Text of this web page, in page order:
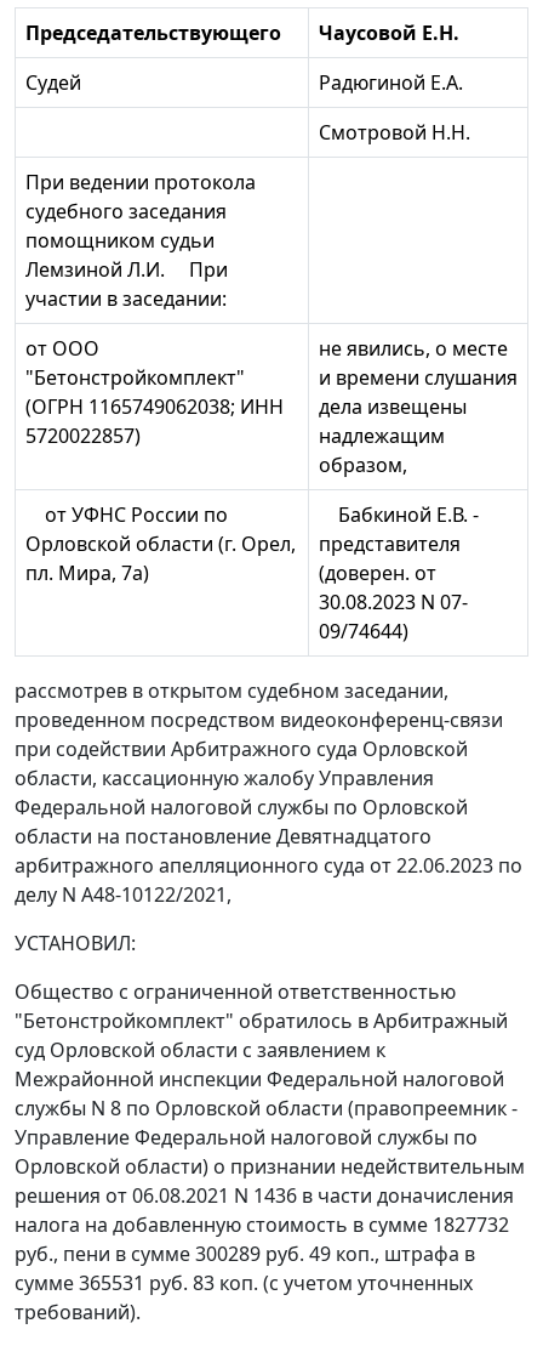
Председательствующего
Чаусовой Е.Н.
Судей
Радюгиной Е.А.
Смотровой Н.Н.
При ведении протокола
судебного заседания
помощником судьи
Лемзиной Л.И. При
участии в заседании:
от ООО
"Бетонстройкомплект"
(ОГРН 1165749062038; ИНН
5720022857)
не явились, о месте
и времени слушания
дела извещены
надлежащим
образом,
от УФНС России по
Орловской области (г. Орел,
пл. Мира, 7а)
Бабкиной Е.В. -
представителя
(доверен. от
30.08.2023 N 07-
09/74644)
рассмотрев в открытом судебном заседании,
проведенном посредством видеоконференц-связи
при содействии Арбитражного суда Орловской
области, кассационную жалобу Управления
Федеральной налоговой службы по Орловской
области на постановление Девятнадцатого
арбитражного апелляционного суда от 22.06.2023 по
делу N А48-10122/2021,
УСТАНОВИЛ:
Общество с ограниченной ответственностью
"Бетонстройкомплект" обратилось в Арбитражный
суд Орловской области с заявлением к
Межрайонной инспекции Федеральной налоговой
службы N 8 по Орловской области (правопреемник -
Управление Федеральной налоговой службы по
Орловской области) о признании недействительным
решения от 06.08.2021 N 1436 в части доначисления
налога на добавленную стоимость в сумме 1827732
руб., пени в сумме 300289 руб. 49 коп., штрафа в
сумме 365531 руб. 83 коп. (с учетом уточненных
требований).